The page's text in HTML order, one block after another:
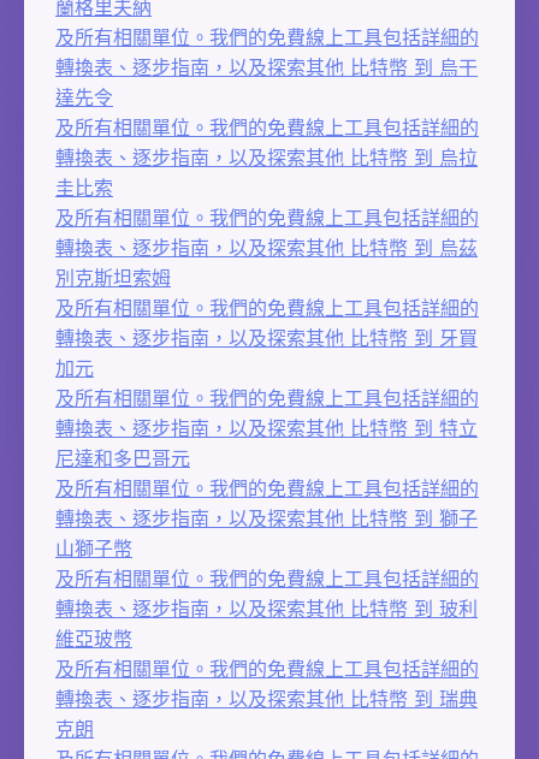
蘭格里夫納
及所有相關單位。我們的免費線上工具包括詳細的
轉換表、逐步指南，以及探索其他 比特幣 到 烏干
達先令
及所有相關單位。我們的免費線上工具包括詳細的
轉換表、逐步指南，以及探索其他 比特幣 到 烏拉
圭比索
及所有相關單位。我們的免費線上工具包括詳細的
轉換表、逐步指南，以及探索其他 比特幣 到 烏茲
別克斯坦索姆
及所有相關單位。我們的免費線上工具包括詳細的
轉換表、逐步指南，以及探索其他 比特幣 到 牙買
加元
及所有相關單位。我們的免費線上工具包括詳細的
轉換表、逐步指南，以及探索其他 比特幣 到 特立
尼達和多巴哥元
及所有相關單位。我們的免費線上工具包括詳細的
轉換表、逐步指南，以及探索其他 比特幣 到 獅子
山獅子幣
及所有相關單位。我們的免費線上工具包括詳細的
轉換表、逐步指南，以及探索其他 比特幣 到 玻利
維亞玻幣
及所有相關單位。我們的免費線上工具包括詳細的
轉換表、逐步指南，以及探索其他 比特幣 到 瑞典
克朗